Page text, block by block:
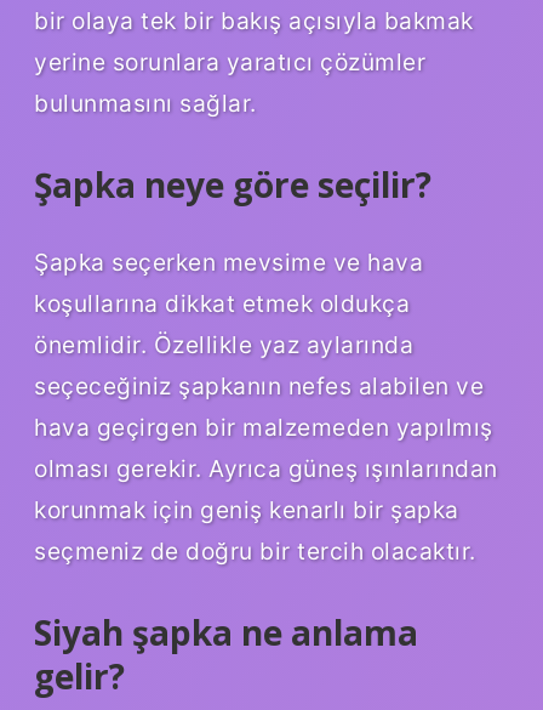
bir olaya tek bir bakış açısıyla bakmak
yerine sorunlara yaratıcı çözümler
bulunmasını sağlar.
Şapka neye göre seçilir?
Şapka seçerken mevsime ve hava
koşullarına dikkat etmek oldukça
önemlidir. Özellikle yaz aylarında
seçeceğiniz şapkanın nefes alabilen ve
hava geçirgen bir malzemeden yapılmış
olması gerekir. Ayrıca güneş ışınlarından
korunmak için geniş kenarlı bir şapka
seçmeniz de doğru bir tercih olacaktır.
Siyah şapka ne anlama
gelir?